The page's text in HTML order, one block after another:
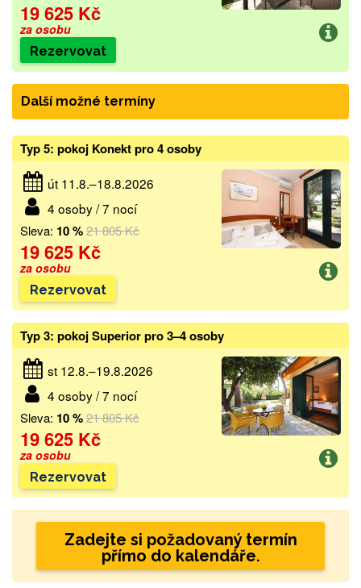
19 625 Kč
za osobu
Rezervovat
Další možné termíny
Typ 5: pokoj Konekt pro 4 osoby
út 11.8.–18.8.2026
4 osoby / 7 nocí
Sleva: 10 %21 805 Kč
19 625 Kč
za osobu
Rezervovat
Typ 3: pokoj Superior pro 3–4 osoby
st 12.8.–19.8.2026
4 osoby / 7 nocí
Sleva: 10 %21 805 Kč
19 625 Kč
za osobu
Rezervovat
Zadejte si požadovaný termín
přímo do kalendáře.